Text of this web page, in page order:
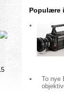
Populære
To nye